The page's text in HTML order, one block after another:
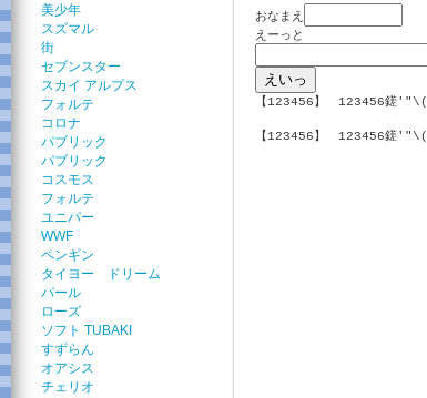
美少年
スズマル
街
セブンスター
スカイ アルプス
フォルテ
コロナ
パブリック
パブリック
コスモス
フォルテ
ユニパー
WWF
ペンギン
タイヨー ドリーム
パール
ローズ
ソフト TUBAKI
すずらん
オアシス
チェリオ
おなまえ
えーっと
【123456】 123456鎈'"\(
【123456】 123456鎈'"\(